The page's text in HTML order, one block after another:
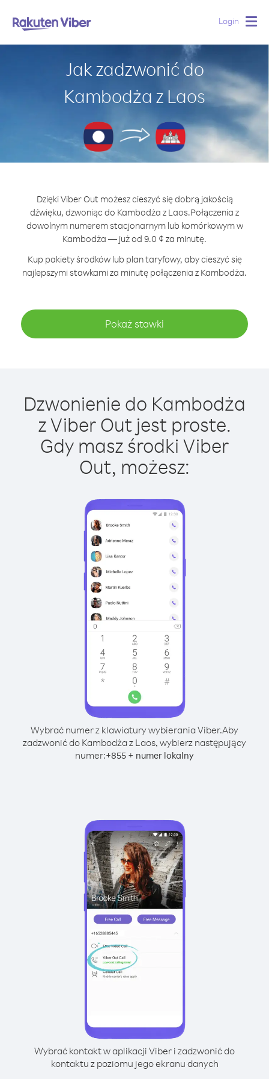
Login
Jak zadzwonić do
Kambodża z Laos
Dzięki Viber Out możesz cieszyć się dobrą jakością
dźwięku, dzwoniąc do Kambodża z Laos.Połączenia z
dowolnym numerem stacjonarnym lub komórkowym w
Kambodża — już od 9.0 ¢ za minutę.
Kup pakiety środków lub plan taryfowy, aby cieszyć się
najlepszymi stawkami za minutę połączenia z Kambodża.
Pokaż stawki
Dzwonienie do Kambodża
z Viber Out jest proste.
Gdy masz środki Viber
Out, możesz:
Wybrać numer z klawiatury wybierania Viber.Aby
zadzwonić do Kambodża z Laos, wybierz następujący
numer:+855 + numer lokalny
Wybrać kontakt w aplikacji Viber i zadzwonić do
kontaktu z poziomu jego ekranu danych